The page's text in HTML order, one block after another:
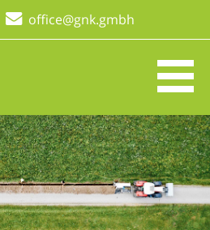
office@gnk.gmbh